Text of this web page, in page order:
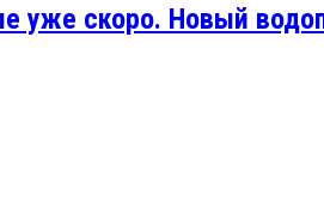
уже скоро. Новый